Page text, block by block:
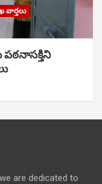
వార్తలు
పఠ‌నాసక్తిని
are dedicated to